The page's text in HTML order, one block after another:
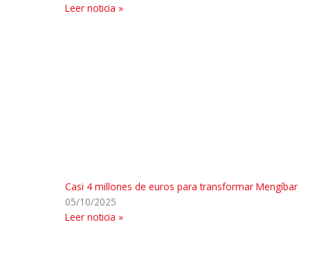
Leer noticia »
Casi 4 millones de euros para transformar Mengíbar
05/10/2025
Leer noticia »